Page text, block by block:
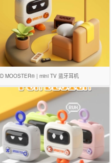
D MOOSTER® | mini TV 蓝牙耳机